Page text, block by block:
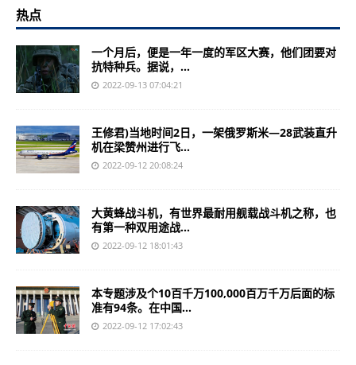
热点
一个月后，便是一年一度的军区大赛，他们团要对
抗特种兵。据说，...
2022-09-13 07:04:21
王修君)当地时间2日，一架俄罗斯米—28武装直升
机在梁赞州进行飞...
2022-09-12 20:08:24
大黄蜂战斗机，有世界最耐用舰载战斗机之称，也
有第一种双用途战...
2022-09-12 18:01:43
本专题涉及个10百千万100,000百万千万后面的标
准有94条。在中国...
2022-09-12 17:02:43